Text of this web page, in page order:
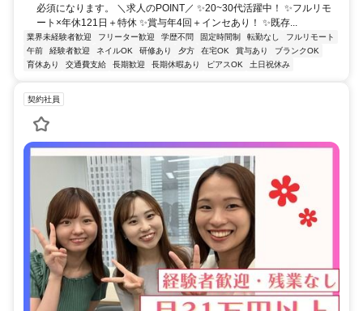
必須になります。 ＼求人のPOINT／ ✨20~30代活躍中！ ✨フルリモ
ート×年休121日＋特休 ✨賞与年4回＋インセあり！ ✨既存...
業界未経験者歓迎 フリーター歓迎 学歴不問 固定時間制 転勤なし
フルリモート
午前
経験者歓迎 ネイルOK 研修あり 夕方 在宅OK 賞与あり
ブランクOK
育休あり
交通費支給 長期歓迎 長期休暇あり ピアスOK 土日祝休み
契約社員